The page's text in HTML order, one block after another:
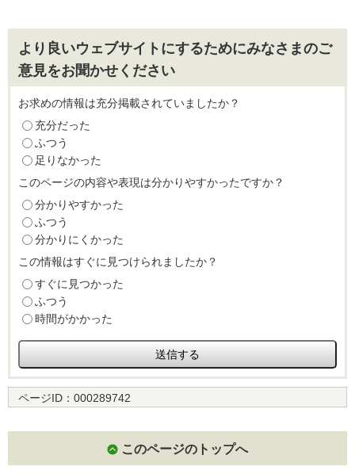
より良いウェブサイトにするためにみなさまのご
意見をお聞かせください
お求めの情報は充分掲載されていましたか？
充分だった
ふつう
足りなかった
このページの内容や表現は分かりやすかったですか？
分かりやすかった
ふつう
分かりにくかった
この情報はすぐに見つけられましたか？
すぐに見つかった
ふつう
時間がかかった
ページID： 000289742
このページのトップへ